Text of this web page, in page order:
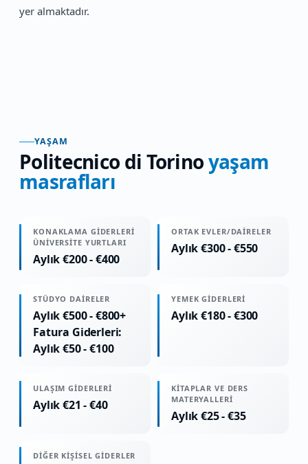
yer almaktadır.
YAŞAM
Politecnico di Torinoyaşam
masrafları
KONAKLAMA GIDERLERI
ÜNIVERSITE YURTLARI
Aylık €200 - €400
ORTAK EVLER/DAIRELER
Aylık €300 - €550
STÜDYO DAIRELER
Aylık €500 - €800+
Fatura Giderleri:
Aylık €50 - €100
YEMEK GIDERLERI
Aylık €180 - €300
ULAŞIM GIDERLERI
Aylık €21 - €40
KITAPLAR VE DERS
MATERYALLERI
Aylık €25 - €35
DIĞER KIŞISEL GIDERLER